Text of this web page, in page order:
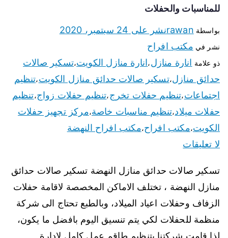
للمناسبات والحفلات
بواسطة rawanنشر على 24 سبتمبر، 2020
نشر في مكتب افراح
ذو علامة انارة منازل،انارة منازل الكويت،تسكير صالات
حدائق منازل،تسكير صالات حدائق منازل الكويت،تنظيم
اجتماعات،تنظيم حفلات تخرج،تنظيم حفلات زواج،تنظيم
حفلات ميلاد،تنظيم مناسبات خاصة،مركز تجهيز حفلات
الكويت،مكتب افراح،مكتب افراح النهضة
لا تعليقات
تسكير صالات حدائق منازل النهضة تسكير صالات حدائق
منازل النهضة ، تختلف الاماكن المخصصة لاقامة حفلات
الزفاف وحفلات اعياد الميلاد، وبالطبع تحتاج الى شركة
منظمة للحفلات لكي يتم تنسيق اليوم بافضل ما يكون،
لذا قامت شركتنا بتنظيم طاقم عمل كامل لادارة